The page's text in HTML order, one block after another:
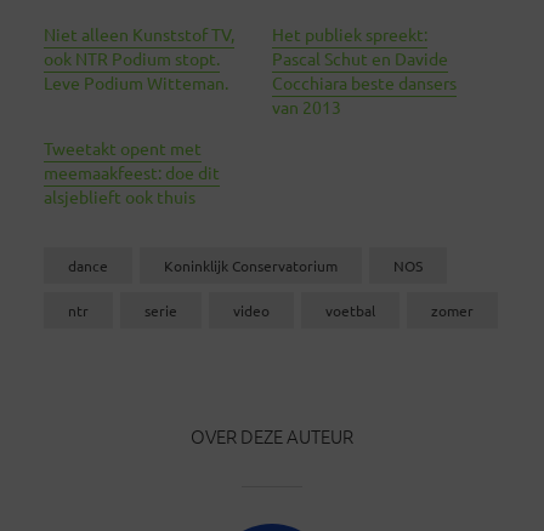
Niet alleen Kunststof TV,
ook NTR Podium stopt.
Leve Podium Witteman.
Het publiek spreekt:
Pascal Schut en Davide
Cocchiara beste dansers
van 2013
Tweetakt opent met
meemaakfeest: doe dit
alsjeblieft ook thuis
dance Koninklijk Conservatorium NOS
ntr serie video voetbal zomer
OVER DEZE AUTEUR